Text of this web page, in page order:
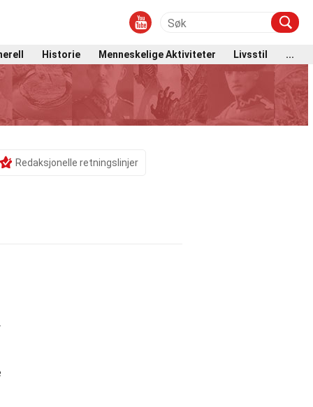
Historie Menneskelige Aktiviteter Livsstil ...
Redaksjonelle retningslinjer